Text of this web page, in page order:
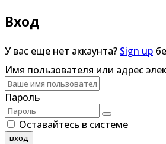
Вход
У вас еще нет аккаунта? Sign up
Имя пользователя или адрес
Пароль
Оставайтесь в системе
вход